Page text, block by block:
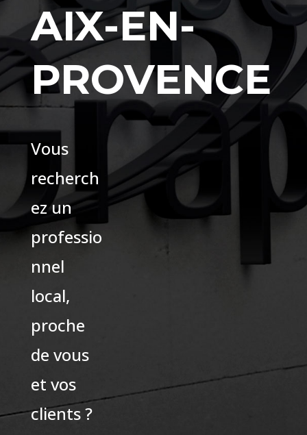
AIX-EN-
PROVENCE
Vous
recherch
ez un
professio
nnel
local,
proche
de vous
et vos
clients ?